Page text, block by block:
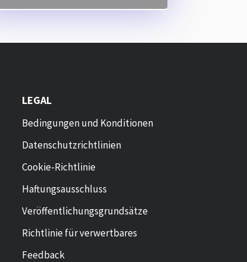
LEGAL
Bedingungen und Konditionen
Datenschutzrichtlinien
Cookie-Richtlinie
Haftungsausschluss
Veröffentlichungsgrundsätze
Richtlinie für verwertbares
Feedback